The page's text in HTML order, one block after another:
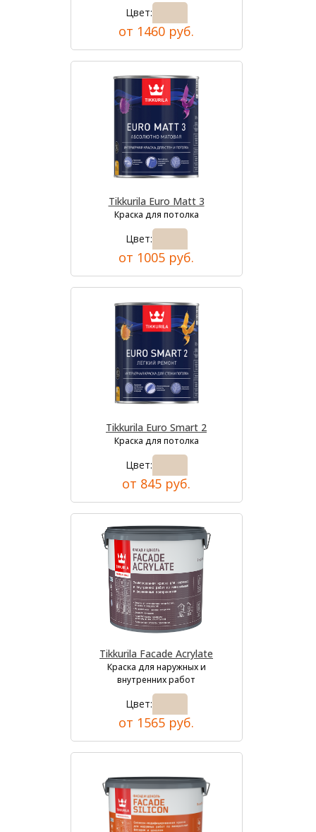
Цвет:
от 1460 руб.
Tikkurila Euro Matt 3
Краска для потолка
Цвет:
от 1005 руб.
Tikkurila Euro Smart 2
Краска для потолка
Цвет:
от 845 руб.
Tikkurila Facade Acrylate
Краска для наружных и
внутренних работ
Цвет:
от 1565 руб.